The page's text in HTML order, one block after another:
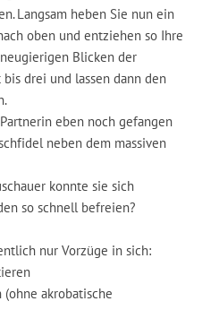
Langsam heben Sie nun ein
oben und entziehen so Ihre
Blicken der
drei und lassen dann den
eben noch gefangen
neben dem massiven
konnte sie sich
so schnell befreien?
nur Vorzüge in sich:
akrobatische